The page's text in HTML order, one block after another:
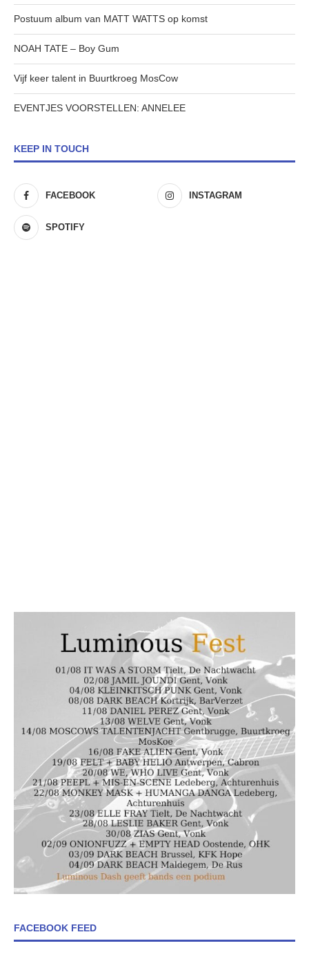
Postuum album van MATT WATTS op komst
NOAH TATE – Boy Gum
Vijf keer talent in Buurtkroeg MosCow
EVENTJES VOORSTELLEN: ANNELEE
KEEP IN TOUCH
FACEBOOK INSTAGRAM
SPOTIFY
FACEBOOK FEED